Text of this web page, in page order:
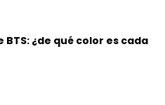
¿de qué color es cada